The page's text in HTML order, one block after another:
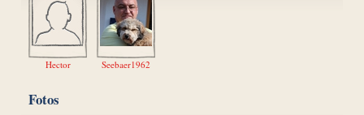
Hector Seebaer1962
Fotos